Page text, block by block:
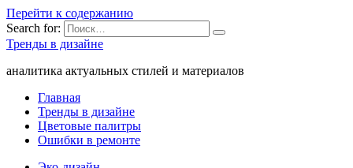
Перейти к содержанию
Search for:
Тренды в дизайне
аналитика актуальных стилей и материалов
Главная
Тренды в дизайне
Цветовые палитры
Ошибки в ремонте